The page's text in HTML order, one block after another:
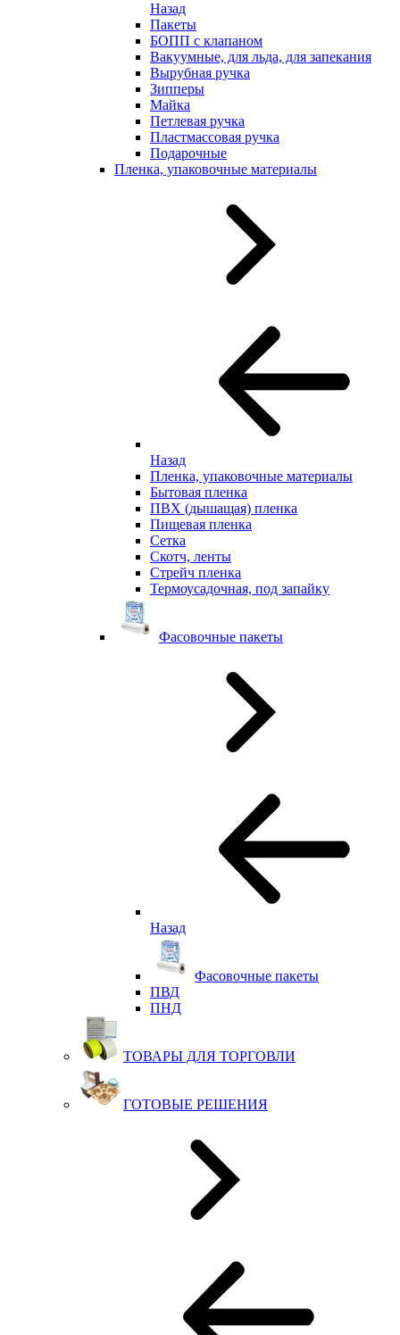
Назад
Пакеты
БОПП с клапаном
Вакуумные, для льда, для запекания
Вырубная ручка
Зипперы
Майка
Петлевая ручка
Пластмассовая ручка
Подарочные
Пленка, упаковочные материалы
Назад
Пленка, упаковочные материалы
Бытовая пленка
ПВХ (дышащая) пленка
Пищевая пленка
Сетка
Скотч, ленты
Стрейч пленка
Термоусадочная, под запайку
Фасовочные пакеты
Назад
Фасовочные пакеты
ПВД
ПНД
ТОВАРЫ ДЛЯ ТОРГОВЛИ
ГОТОВЫЕ РЕШЕНИЯ